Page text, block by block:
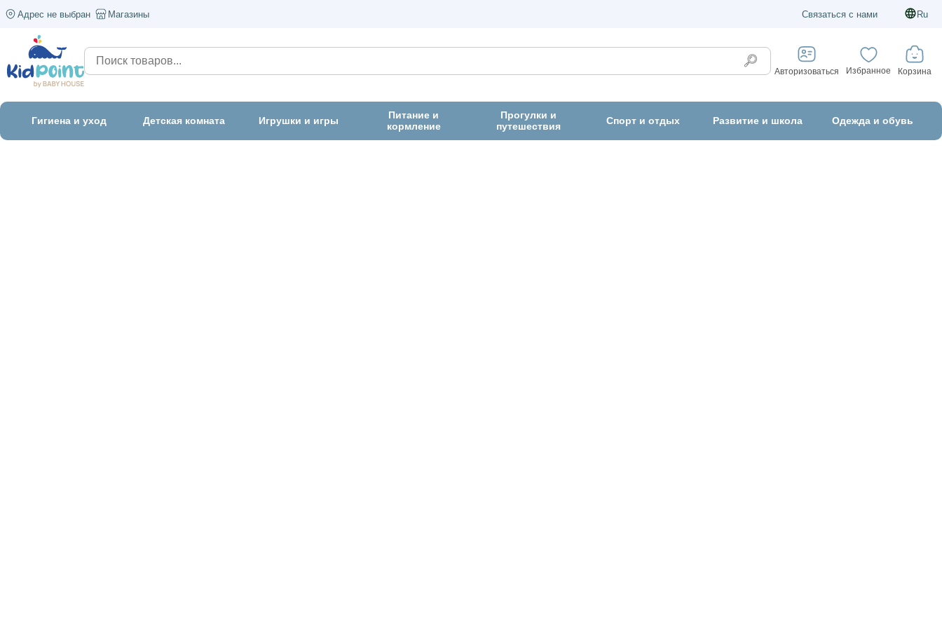
Адрес не выбран Магазины Связаться с нами Ru
Авторизоваться Избранное Корзина
Гигиена и уход Детская комната Игрушки и игры
Питание и
кормление
Прогулки и
путешествия
Спорт и отдых Развитие и школа Одежда и обувь